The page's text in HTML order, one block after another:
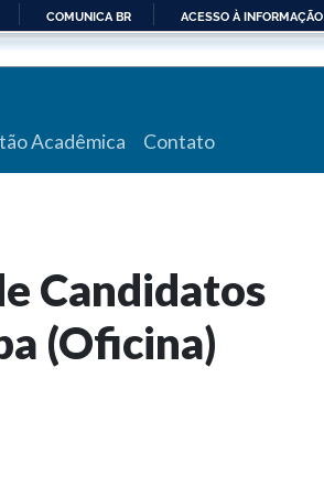
PARA
COMUNICA BR ACESSO À INFORMAÇÃO
Acadêmica Contato
Candidatos
(Oficina)